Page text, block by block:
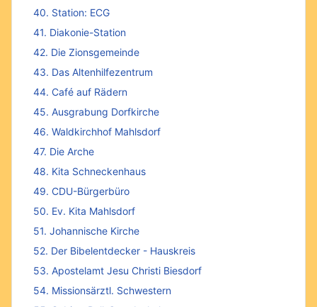
40. Station: ECG
41. Diakonie-Station
42. Die Zionsgemeinde
43. Das Altenhilfezentrum
44. Café auf Rädern
45. Ausgrabung Dorfkirche
46. Waldkirchhof Mahlsdorf
47. Die Arche
48. Kita Schneckenhaus
49. CDU-Bürgerbüro
50. Ev. Kita Mahlsdorf
51. Johannische Kirche
52. Der Bibelentdecker - Hauskreis
53. Apostelamt Jesu Christi Biesdorf
54. Missionsärztl. Schwestern